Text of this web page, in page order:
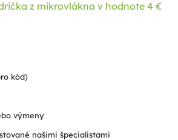
z mikrovlákna v hodnote 4 €
kód)
výmeny
našimi špecialistami